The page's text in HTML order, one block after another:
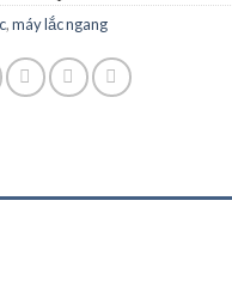
,máy lắc ngang